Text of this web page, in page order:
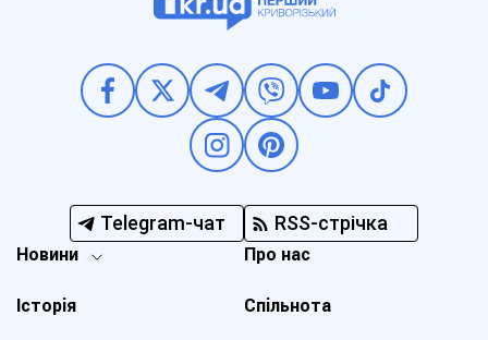
Telegram-чат RSS-стрічка
Новини
Історія
Про нас
Спільнота